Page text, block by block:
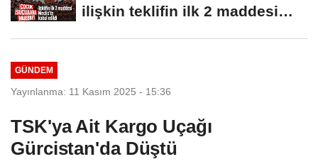
ilişkin teklifin ilk 2 maddesi
GÜNDEM
Yayınlanma: 11 Kasım 2025 - 15:36
TSK'ya Ait Kargo Uçağı
Gürcistan'da Düştü